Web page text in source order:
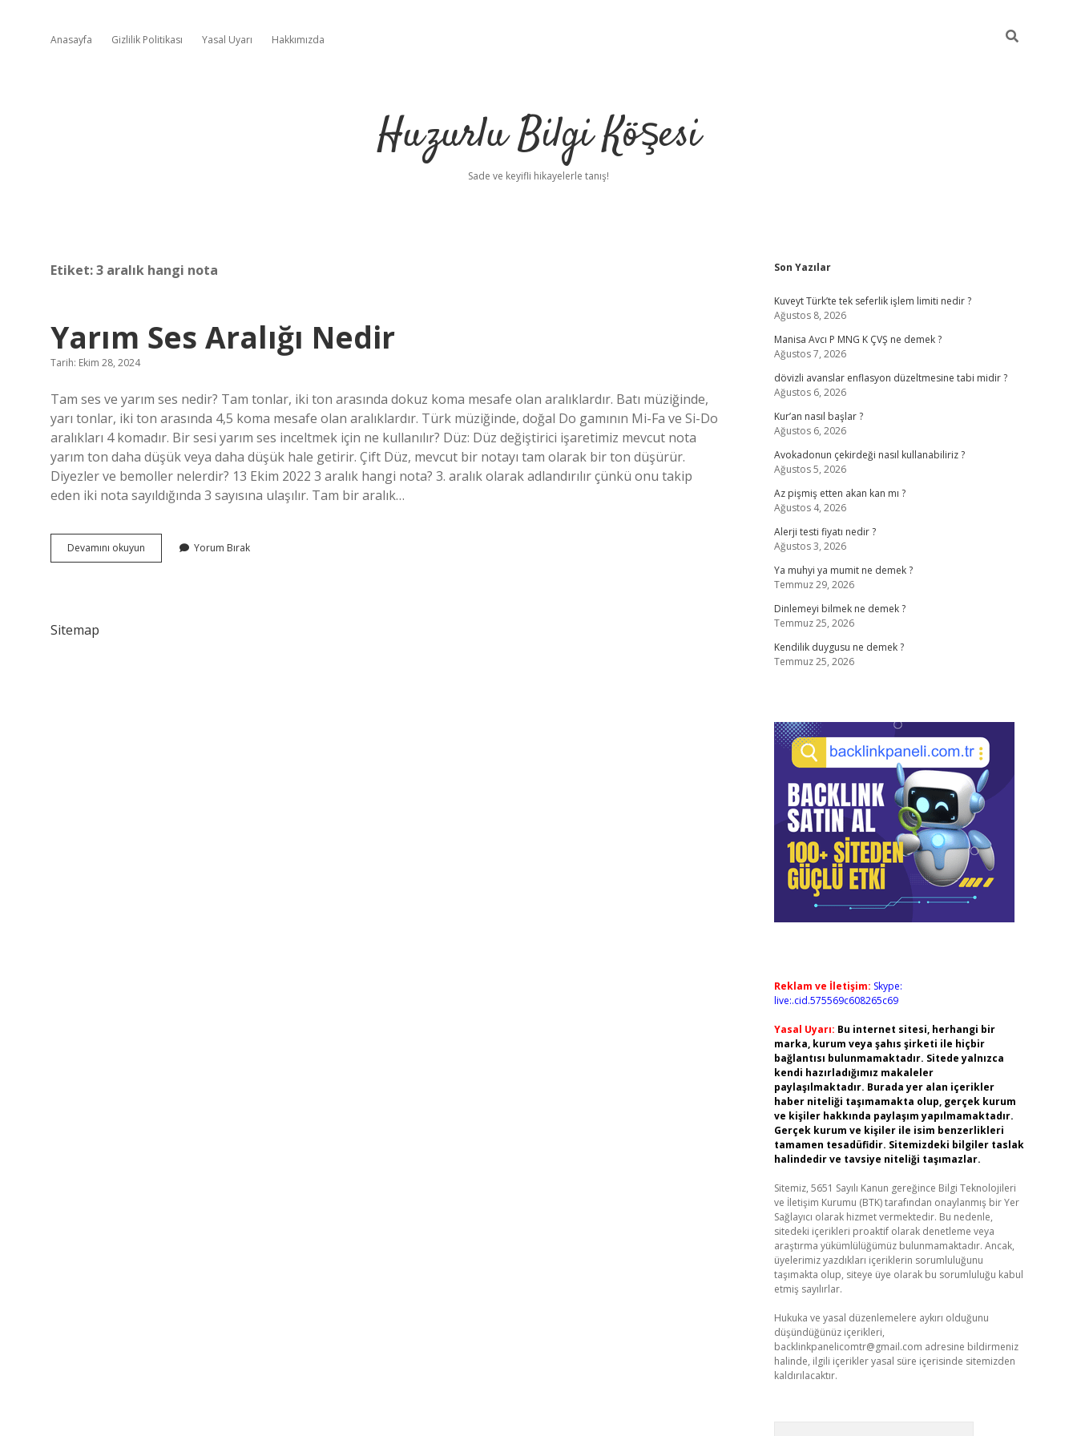
Anasayfa Gizlilik Politikası Yasal Uyarı Hakkımızda
Huzurlu Bilgi Köşesi
Sade ve keyifli hikayelerle tanış!
Etiket:3 aralık hangi nota
Yarım Ses Aralığı Nedir
Tarih: Ekim 28, 2024
Tam ses ve yarım ses nedir? Tam tonlar, iki ton arasında dokuz koma mesafe olan aralıklardır. Batı müziğinde,
yarı tonlar, iki ton arasında 4,5 koma mesafe olan aralıklardır. Türk müziğinde, doğal Do gamının Mi-Fa ve Si-Do
aralıkları 4 komadır. Bir sesi yarım ses inceltmek için ne kullanılır? Düz: Düz değiştirici işaretimiz mevcut nota
yarım ton daha düşük veya daha düşük hale getirir. Çift Düz, mevcut bir notayı tam olarak bir ton düşürür.
Diyezler ve bemoller nelerdir? 13 Ekim 2022 3 aralık hangi nota? 3. aralık olarak adlandırılır çünkü onu takip
eden iki nota sayıldığında 3 sayısına ulaşılır. Tam bir aralık…
Devamını okuyun
Ses
Yorum Bırak
Sitemap
Sidebar
Son Yazılar
Kuveyt Türk’te tek seferlik işlem limiti nedir ?
Ağustos 8, 2026
Manisa Avcı P MNG K ÇVŞ ne demek ?
Ağustos 7, 2026
dövizli avanslar enflasyon düzeltmesine tabi midir ?
Ağustos 6, 2026
Kur’an nasıl başlar ?
Ağustos 6, 2026
Avokadonun çekirdeği nasıl kullanabiliriz ?
Ağustos 5, 2026
Az pişmiş etten akan kan mı ?
Ağustos 4, 2026
Alerji testi fiyatı nedir ?
Ağustos 3, 2026
Ya muhyi ya mumit ne demek ?
Temmuz 29, 2026
Dinlemeyi bilmek ne demek ?
Temmuz 25, 2026
Kendilik duygusu ne demek ?
Temmuz 25, 2026
Reklam ve İletişim: Skype:
live:.cid.575569c608265c69
Yasal Uyarı: Bu internet sitesi, herhangi bir
marka, kurum veya şahıs şirketi ile hiçbir
bağlantısı bulunmamaktadır. Sitede yalnızca
kendi hazırladığımız makaleler
paylaşılmaktadır. Burada yer alan içerikler
haber niteliği taşımamakta olup, gerçek kurum
ve kişiler hakkında paylaşım yapılmamaktadır.
Gerçek kurum ve kişiler ile isim benzerlikleri
tamamen tesadüfidir. Sitemizdeki bilgiler taslak
halindedir ve tavsiye niteliği taşımazlar.
Sitemiz, 5651 Sayılı Kanun gereğince Bilgi Teknolojileri
ve İletişim Kurumu (BTK) tarafından onaylanmış bir Yer
Sağlayıcı olarak hizmet vermektedir. Bu nedenle,
sitedeki içerikleri proaktif olarak denetleme veya
araştırma yükümlülüğümüz bulunmamaktadır. Ancak,
üyelerimiz yazdıkları içeriklerin sorumluluğunu
taşımakta olup, siteye üye olarak bu sorumluluğu kabul
etmiş sayılırlar.
Hukuka ve yasal düzenlemelere aykırı olduğunu
düşündüğünüz içerikleri,
backlinkpanelicomtr@gmail.com adresine bildirmeniz
halinde, ilgili içerikler yasal süre içerisinde sitemizden
kaldırılacaktır.